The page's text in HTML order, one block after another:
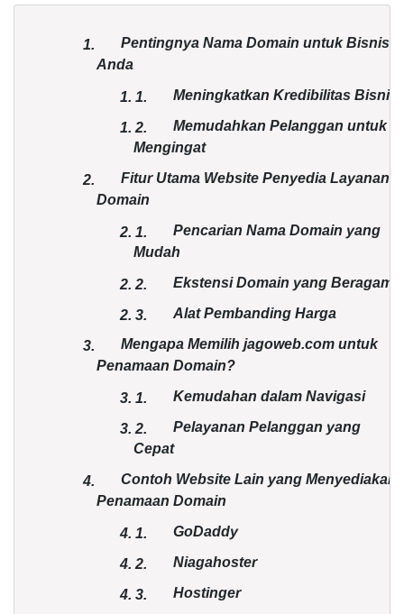
1.
Pentingnya Nama Domain untuk Bisnis
Anda
1. 1. Meningkatkan Kredibilitas Bisnis
1. 2.
Memudahkan Pelanggan untuk
Mengingat
2.
Fitur Utama Website Penyedia Layanan
Domain
2. 1.
Pencarian Nama Domain yang
Mudah
2. 2. Ekstensi Domain yang Beragam
2. 3. Alat Pembanding Harga
3.
Mengapa Memilih jagoweb.com untuk
Penamaan Domain?
3. 1. Kemudahan dalam Navigasi
3. 2.
Pelayanan Pelanggan yang
Cepat
4.
Contoh Website Lain yang Menyediakan
Penamaan Domain
4. 1. GoDaddy
4. 2. Niagahoster
4. 3. Hostinger